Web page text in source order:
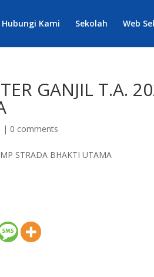
Hubungi Kami Sekolah Web
GANJIL T.A.
| 0 comments